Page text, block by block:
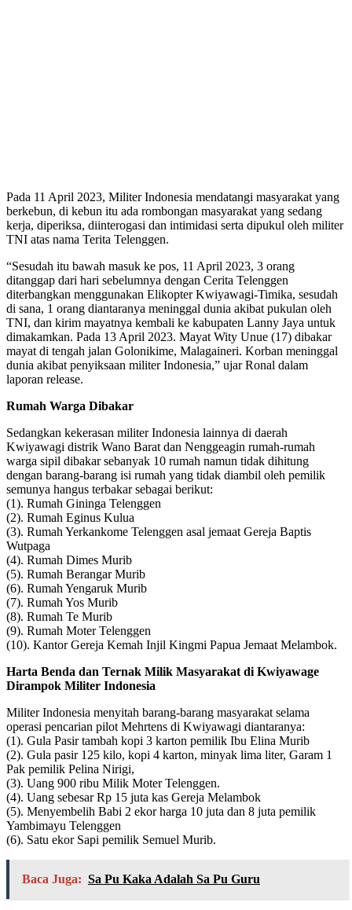
Pada 11 April 2023, Militer Indonesia mendatangi masyarakat yang
berkebun, di kebun itu ada rombongan masyarakat yang sedang
kerja, diperiksa, diinterogasi dan intimidasi serta dipukul oleh militer
TNI atas nama Terita Telenggen.
“Sesudah itu bawah masuk ke pos, 11 April 2023, 3 orang
ditanggap dari hari sebelumnya dengan Cerita Telenggen
diterbangkan menggunakan Elikopter Kwiyawagi-Timika, sesudah
di sana, 1 orang diantaranya meninggal dunia akibat pukulan oleh
TNI, dan kirim mayatnya kembali ke kabupaten Lanny Jaya untuk
dimakamkan. Pada 13 April 2023. Mayat Wity Unue (17) dibakar
mayat di tengah jalan Golonikime, Malagaineri. Korban meninggal
dunia akibat penyiksaan militer Indonesia,” ujar Ronal dalam
laporan release.
Rumah Warga Dibakar
Sedangkan kekerasan militer Indonesia lainnya di daerah
Kwiyawagi distrik Wano Barat dan Nenggeagin rumah-rumah
warga sipil dibakar sebanyak 10 rumah namun tidak dihitung
dengan barang-barang isi rumah yang tidak diambil oleh pemilik
semunya hangus terbakar sebagai berikut:
(1). Rumah Gininga Telenggen
(2). Rumah Eginus Kulua
(3). Rumah Yerkankome Telenggen asal jemaat Gereja Baptis
Wutpaga
(4). Rumah Dimes Murib
(5). Rumah Berangar Murib
(6). Rumah Yengaruk Murib
(7). Rumah Yos Murib
(8). Rumah Te Murib
(9). Rumah Moter Telenggen
(10). Kantor Gereja Kemah Injil Kingmi Papua Jemaat Melambok.
Harta Benda dan Ternak Milik Masyarakat di Kwiyawage
Dirampok Militer Indonesia
Militer Indonesia menyitah barang-barang masyarakat selama
operasi pencarian pilot Mehrtens di Kwiyawagi diantaranya:
(1). Gula Pasir tambah kopi 3 karton pemilik Ibu Elina Murib
(2). Gula pasir 125 kilo, kopi 4 karton, minyak lima liter, Garam 1
Pak pemilik Pelina Nirigi,
(3). Uang 900 ribu Milik Moter Telenggen.
(4). Uang sebesar Rp 15 juta kas Gereja Melambok
(5). Menyembelih Babi 2 ekor harga 10 juta dan 8 juta pemilik
Yambimayu Telenggen
(6). Satu ekor Sapi pemilik Semuel Murib.
Baca Juga: Sa Pu Kaka Adalah Sa Pu Guru